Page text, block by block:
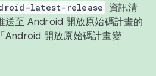
latest-release
資訊清
送至 Android 開放原始碼計畫的
Android 開放原始碼計畫變